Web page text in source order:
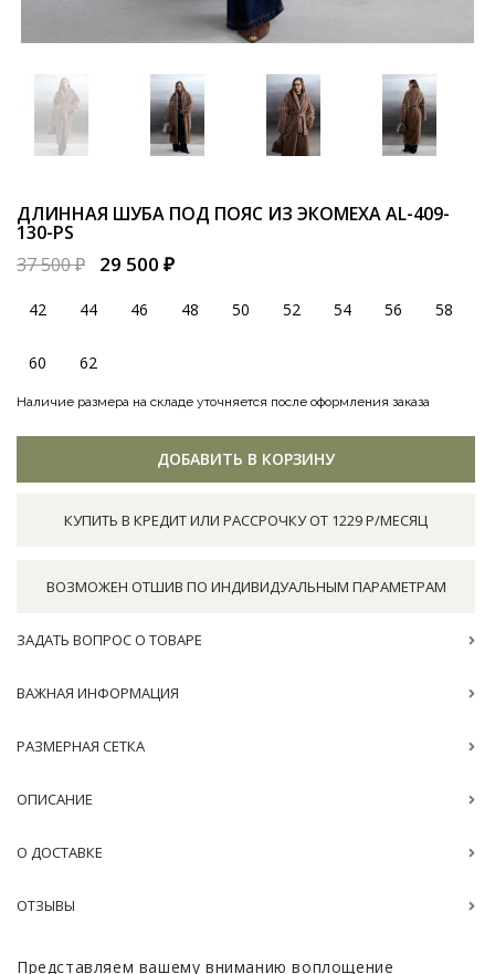
ДЛИННАЯ ШУБА ПОД ПОЯС ИЗ ЭКОМЕХАAL-409-
130-PS
37 500 ₽
29 500 ₽
42 44 46 48 50 52 54 56 58
60 62
Наличие размера на складе уточняется после оформления заказа
ДОБАВИТЬ В КОРЗИНУ
КУПИТЬ В КРЕДИТ ИЛИ РАССРОЧКУ ОТ 1229 Р/МЕСЯЦ
ВОЗМОЖЕН ОТШИВ ПО ИНДИВИДУАЛЬНЫМ ПАРАМЕТРАМ
ЗАДАТЬ ВОПРОС О ТОВАРЕ
ВАЖНАЯ ИНФОРМАЦИЯ
РАЗМЕРНАЯ СЕТКА
ОПИСАНИЕ
О ДОСТАВКЕ
ОТЗЫВЫ
Представляем вашему вниманию воплощение